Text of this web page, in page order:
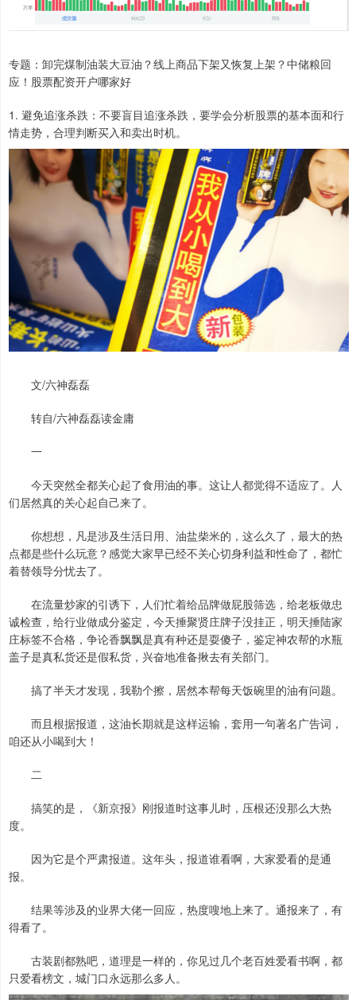
专题：卸完煤制油装大豆油？线上商品下架又恢复上架？中储粮回
应！股票配资开户哪家好
1. 避免追涨杀跌：不要盲目追涨杀跌，要学会分析股票的基本面和行
情走势，合理判断买入和卖出时机。
文/六神磊磊
转自/六神磊磊读金庸
一
今天突然全都关心起了食用油的事。这让人都觉得不适应了。人
们居然真的关心起自己来了。
你想想，凡是涉及生活日用、油盐柴米的，这么久了，最大的热
点都是些什么玩意？感觉大家早已经不关心切身利益和性命了，都忙
着替领导分忧去了。
在流量炒家的引诱下，人们忙着给品牌做屁股筛选，给老板做忠
诚检查，给行业做成分鉴定，今天捶聚贤庄牌子没挂正，明天捶陆家
庄标签不合格，争论香飘飘是真有种还是耍傻子，鉴定神农帮的水瓶
盖子是真私货还是假私货，兴奋地准备揪去有关部门。
搞了半天才发现，我勒个擦，居然本帮每天饭碗里的油有问题。
而且根据报道，这油长期就是这样运输，套用一句著名广告词，
咱还从小喝到大！
二
搞笑的是，《新京报》刚报道时这事儿时，压根还没那么大热
度。
因为它是个严肃报道。这年头，报道谁看啊，大家爱看的是通
报。
结果等涉及的业界大佬一回应，热度嗖地上来了。通报来了，有
得看了。
古装剧都熟吧，道理是一样的，你见过几个老百姓爱看书啊，都
只爱看榜文，城门口永远那么多人。